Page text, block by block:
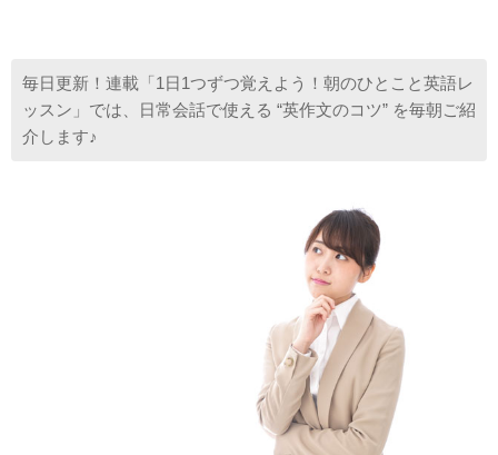
毎日更新！連載「1日1つずつ覚えよう！朝のひとこと英語レ
ッスン」では、日常会話で使える “英作文のコツ” を毎朝ご紹
介します♪